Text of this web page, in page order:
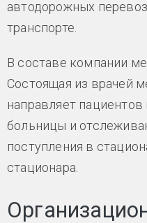
автодорожных
транспорте.
В составе компании
Состоящая из врачей
направляет
больницы и
поступления в
стационара.